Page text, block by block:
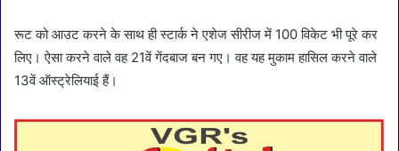
रूट को आउट करने के साथ ही स्टार्क ने एशेज सीरीज में 100 विकेट भी पूरे कर
लिए। ऐसा करने वाले वह 21वें गेंदबाज बन गए। वह यह मुकाम हासिल करने वाले
13वें ऑस्ट्रेलियाई हैं।